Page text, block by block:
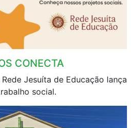
CONECTA
Jesuíta de Educação lança
social.